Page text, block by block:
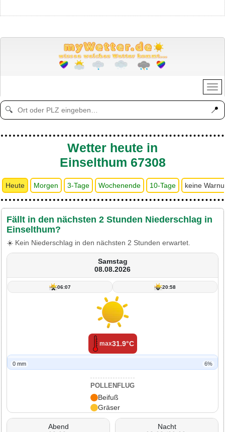
🔍 📍
Wetter heute in
Einselthum 67308
Heute Morgen 3-Tage Wochenende 10-Tage keine
Fällt in den nächsten 2 Stunden Niederschlag in
Einselthum?
☀️ Kein Niederschlag in den nächsten 2 Stunden erwartet.
Samstag
08.08.2026
06:07 20:58
max31.9°C
0 mm 6%
POLLENFLUG
Beifuß
Gräser
Abend
Nacht